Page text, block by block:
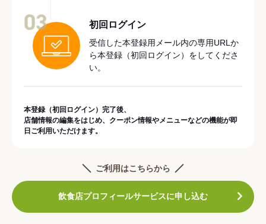
初回ログイン
受信した本登録用メール内の専用URLか
ら本登録（初回ログイン）をしてくださ
い。
本登録（初回ログイン）完了後、
店舗情報の編集をはじめ、クーポン情報やメニューなどの機能が即
日ご利用いただけます。
ご利用はこちらから
飲食店プロフィールサービスに申し込む